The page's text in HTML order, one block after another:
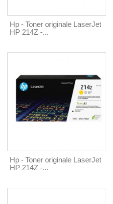
Hp - Toner originale LaserJet
HP 214Z -...
Hp - Toner originale LaserJet
HP 214Z -...